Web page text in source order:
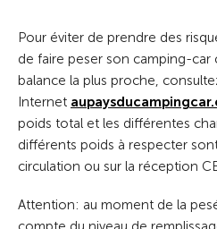
Pour éviter de prendre des
de faire peser son camping-car
balance la plus proche,
Internet
poids total et les différentes
différents poids à respecter
circulation ou sur la réception
Attention: au moment de la